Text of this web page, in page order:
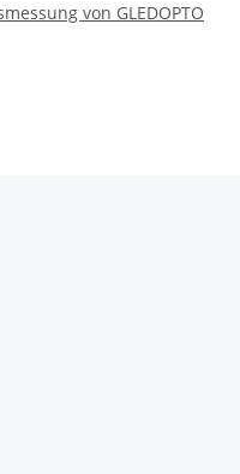
von GLEDOPTO